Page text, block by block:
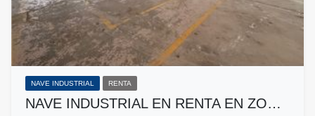
NAVE INDUSTRIAL RENTA
NAVE INDUSTRIAL EN RENTA EN ZO…